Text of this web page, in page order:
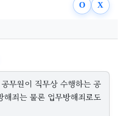
O X
무원이 직무상 수행하는 공
죄는 물론 업무방해죄로도